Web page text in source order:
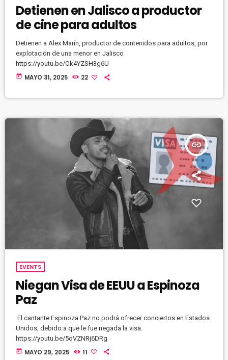
Detienen en Jalisco a productor
de cine para adultos
Detienen a Alex Marín, productor de contenidos para adultos, por
explotación de una menor en Jalisco
https://youtu.be/Ok4YZSH3g6U
today MAYO 31, 2025 22
insert_link
EVENTS
Niegan Visa de EEUU a Espinoza
Paz
El cantante Espinoza Paz no podrá ofrecer conciertos en Estados
Unidos, debido a que le fue negada la visa.
https://youtu.be/5oVZNRj6DRg
today MAYO 29, 2025 11